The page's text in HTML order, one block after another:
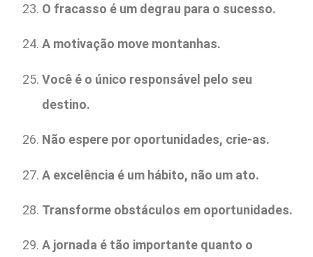
O fracasso é um degrau para o sucesso.
A motivação move montanhas.
Você é o único responsável pelo seu
destino.
Não espere por oportunidades, crie-as.
A excelência é um hábito, não um ato.
Transforme obstáculos em oportunidades.
A jornada é tão importante quanto o